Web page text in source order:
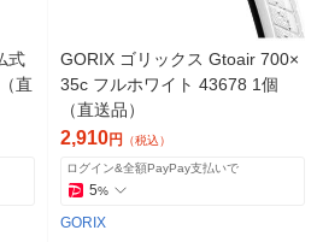
式
直
GORIX ゴリックス Gtoair 700×
35c フルホワイト 43678 1個
（直送品）
2,910円 （税込）
ログイン&全額PayPay支払いで
5%
GORIX